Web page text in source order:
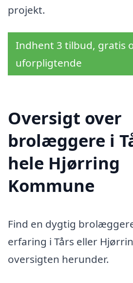
projekt.
Indhent 3 tilbud, gratis
uforpligtende
Oversigt over
brolæggere i
hele Hjørring
Kommune
Find en dygtig
erfaring i Tårs eller
oversigten herunder.